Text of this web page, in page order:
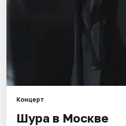
Концерт
Шура в Москве